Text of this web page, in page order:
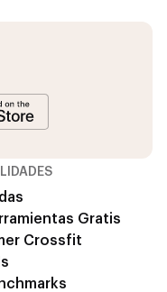
Gratis
Crossfit